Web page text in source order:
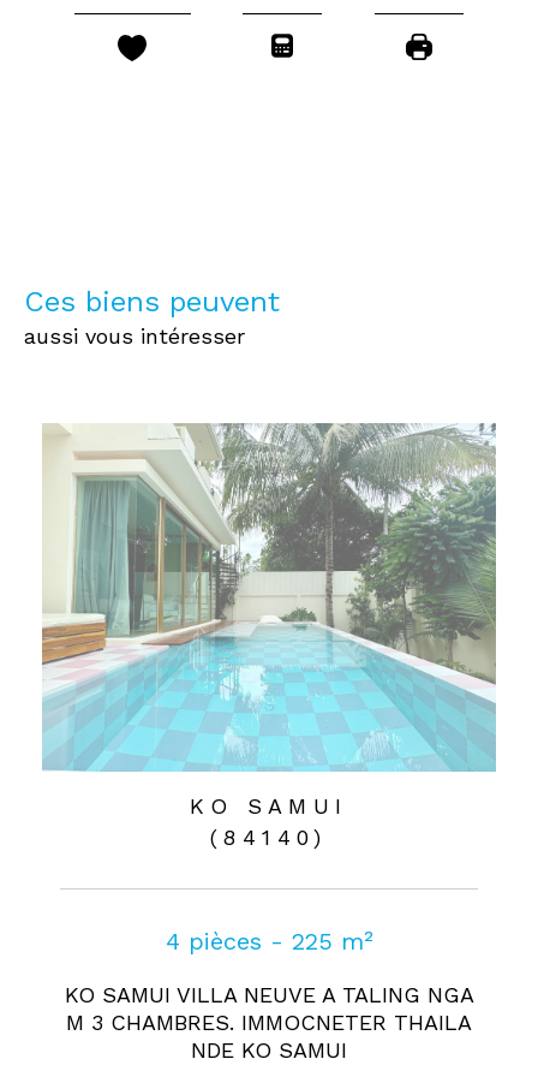
Ces biens peuvent
aussi vous intéresser
KO SAMUI
(84140)
4 pièces - 225 m²
KO SAMUI VILLA NEUVE A TALING NGA
M 3 CHAMBRES. IMMOCNETER THAILA
NDE KO SAMUI